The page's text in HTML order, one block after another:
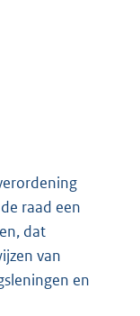
raad een
dat
van
en